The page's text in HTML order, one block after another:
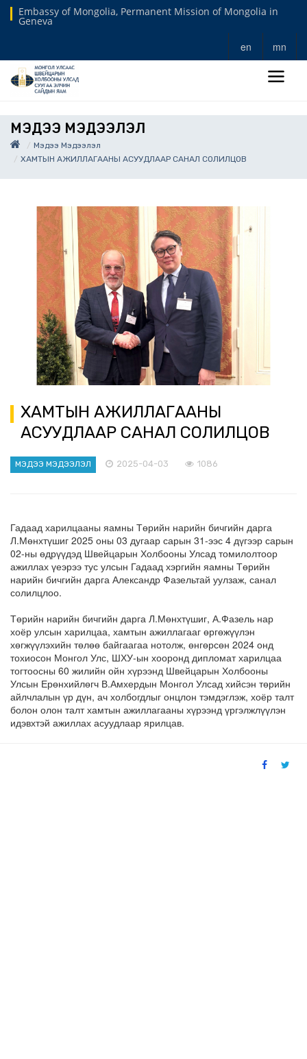
Embassy of Mongolia, Permanent Mission of Mongolia in
Geneva
en mn
МЭДЭЭ МЭДЭЭЛЭЛ
Мэдээ Мэдээлэл
ХАМТЫН АЖИЛЛАГААНЫ АСУУДЛААР САНАЛ СОЛИЛЦОВ
ХАМТЫН АЖИЛЛАГААНЫ
АСУУДЛААР САНАЛ СОЛИЛЦОВ
МЭДЭЭ МЭДЭЭЛЭЛ 2025-04-03 1086
Гадаад харилцааны яамны Төрийн нарийн бичгийн дарга
Л.Мөнхтүшиг 2025 оны 03 дугаар сарын 31-ээс 4 дүгээр сарын
02-ны өдрүүдэд Швейцарын Холбооны Улсад томилолтоор
ажиллах үеэрээ тус улсын Гадаад хэргийн яамны Төрийн
нарийн бичгийн дарга Александр Фазельтай уулзаж, санал
солилцлоо.
Төрийн нарийн бичгийн дарга Л.Мөнхтүшиг, А.Фазель нар
хоёр улсын харилцаа, хамтын ажиллагааг өргөжүүлэн
хөгжүүлэхийн төлөө байгаагаа нотолж, өнгөрсөн 2024 онд
тохиосон Монгол Улс, ШХУ-ын хооронд дипломат харилцаа
тогтоосны 60 жилийн ойн хүрээнд Швейцарын Холбооны
Улсын Ерөнхийлөгч В.Амхердын Монгол Улсад хийсэн төрийн
айлчлалын үр дүн, ач холбогдлыг онцлон тэмдэглэж, хоёр талт
болон олон талт хамтын ажиллагааны хүрээнд үргэлжлүүлэн
идэвхтэй ажиллах асуудлаар ярилцав.